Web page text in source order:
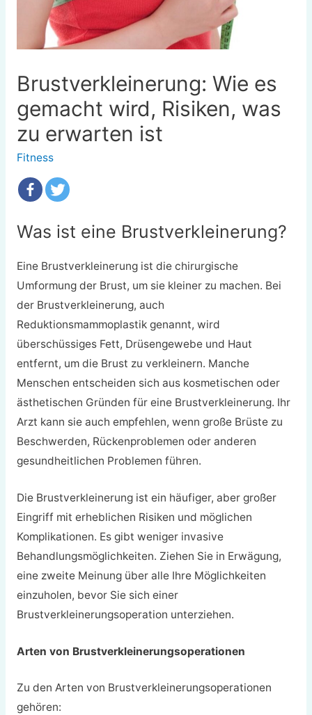
Brustverkleinerung: Wie es
gemacht wird, Risiken, was
zu erwarten ist
Fitness
Was ist eine Brustverkleinerung?
Eine Brustverkleinerung ist die chirurgische
Umformung der Brust, um sie kleiner zu machen. Bei
der Brustverkleinerung, auch
Reduktionsmammoplastik genannt, wird
überschüssiges Fett, Drüsengewebe und Haut
entfernt, um die Brust zu verkleinern. Manche
Menschen entscheiden sich aus kosmetischen oder
ästhetischen Gründen für eine Brustverkleinerung. Ihr
Arzt kann sie auch empfehlen, wenn große Brüste zu
Beschwerden, Rückenproblemen oder anderen
gesundheitlichen Problemen führen.
Die Brustverkleinerung ist ein häufiger, aber großer
Eingriff mit erheblichen Risiken und möglichen
Komplikationen. Es gibt weniger invasive
Behandlungsmöglichkeiten. Ziehen Sie in Erwägung,
eine zweite Meinung über alle Ihre Möglichkeiten
einzuholen, bevor Sie sich einer
Brustverkleinerungsoperation unterziehen.
Arten von Brustverkleinerungsoperationen
Zu den Arten von Brustverkleinerungsoperationen
gehören: